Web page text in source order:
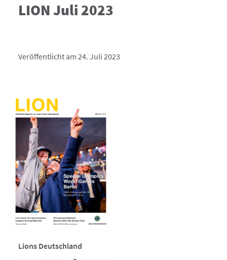
LION Juli 2023
Veröffentlicht am 24. Juli 2023
Lions Deutschland